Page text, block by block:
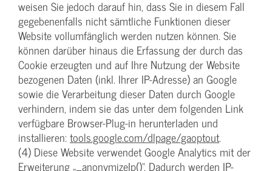
weisen Sie jedoch darauf hin, dass Sie in diesem Fall
gegebenenfalls nicht sämtliche Funktionen dieser
Website vollumfänglich werden nutzen können. Sie
können darüber hinaus die Erfassung der durch das
Cookie erzeugten und auf Ihre Nutzung der Website
bezogenen Daten (inkl. Ihrer IP-Adresse) an Google
sowie die Verarbeitung dieser Daten durch Google
verhindern, indem sie das unter dem folgenden Link
verfügbare Browser-Plug-in herunterladen und
installieren: tools.google.com/dlpage/gaoptout.
(4) Diese Website verwendet Google Analytics mit der
Erweiterung „_anonymizeIp()“. Dadurch werden IP-